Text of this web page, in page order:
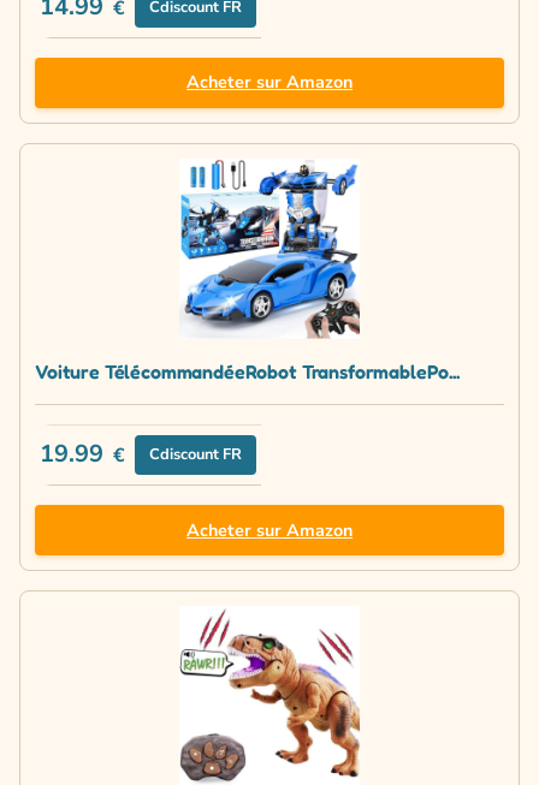
€ Cdiscount FR
Acheter sur Amazon
Voiture TélécommandéeRobot TransformablePo...
19.99 € Cdiscount FR
Acheter sur Amazon